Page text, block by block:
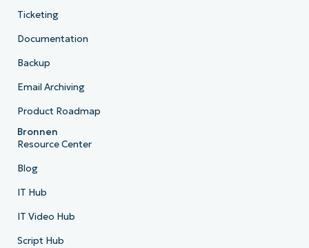
Ticketing
Documentation
Backup
Email Archiving
Product Roadmap
Bronnen
Resource Center
Blog
IT Hub
IT Video Hub
Script Hub